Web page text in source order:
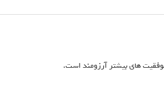
های بیشتر آرزومند است.